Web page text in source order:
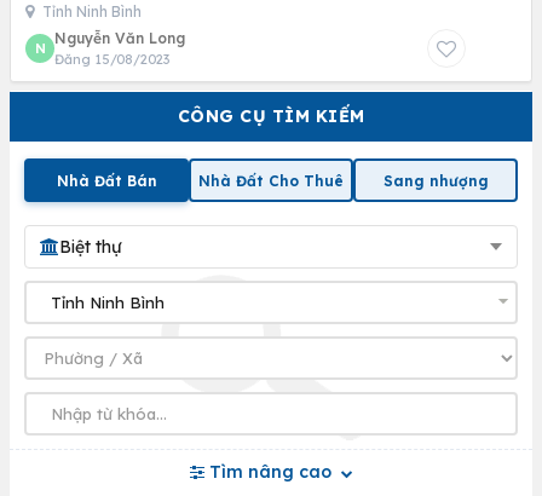
CÔNG CỤ TÌM KIẾM
Nhà Đất Bán Nhà Đất Cho Thuê Sang nhượng
Biệt thự
Tìm nâng cao
Tỉnh Ninh Bình
N
Nguyễn Văn Long
Đăng 15/08/2023